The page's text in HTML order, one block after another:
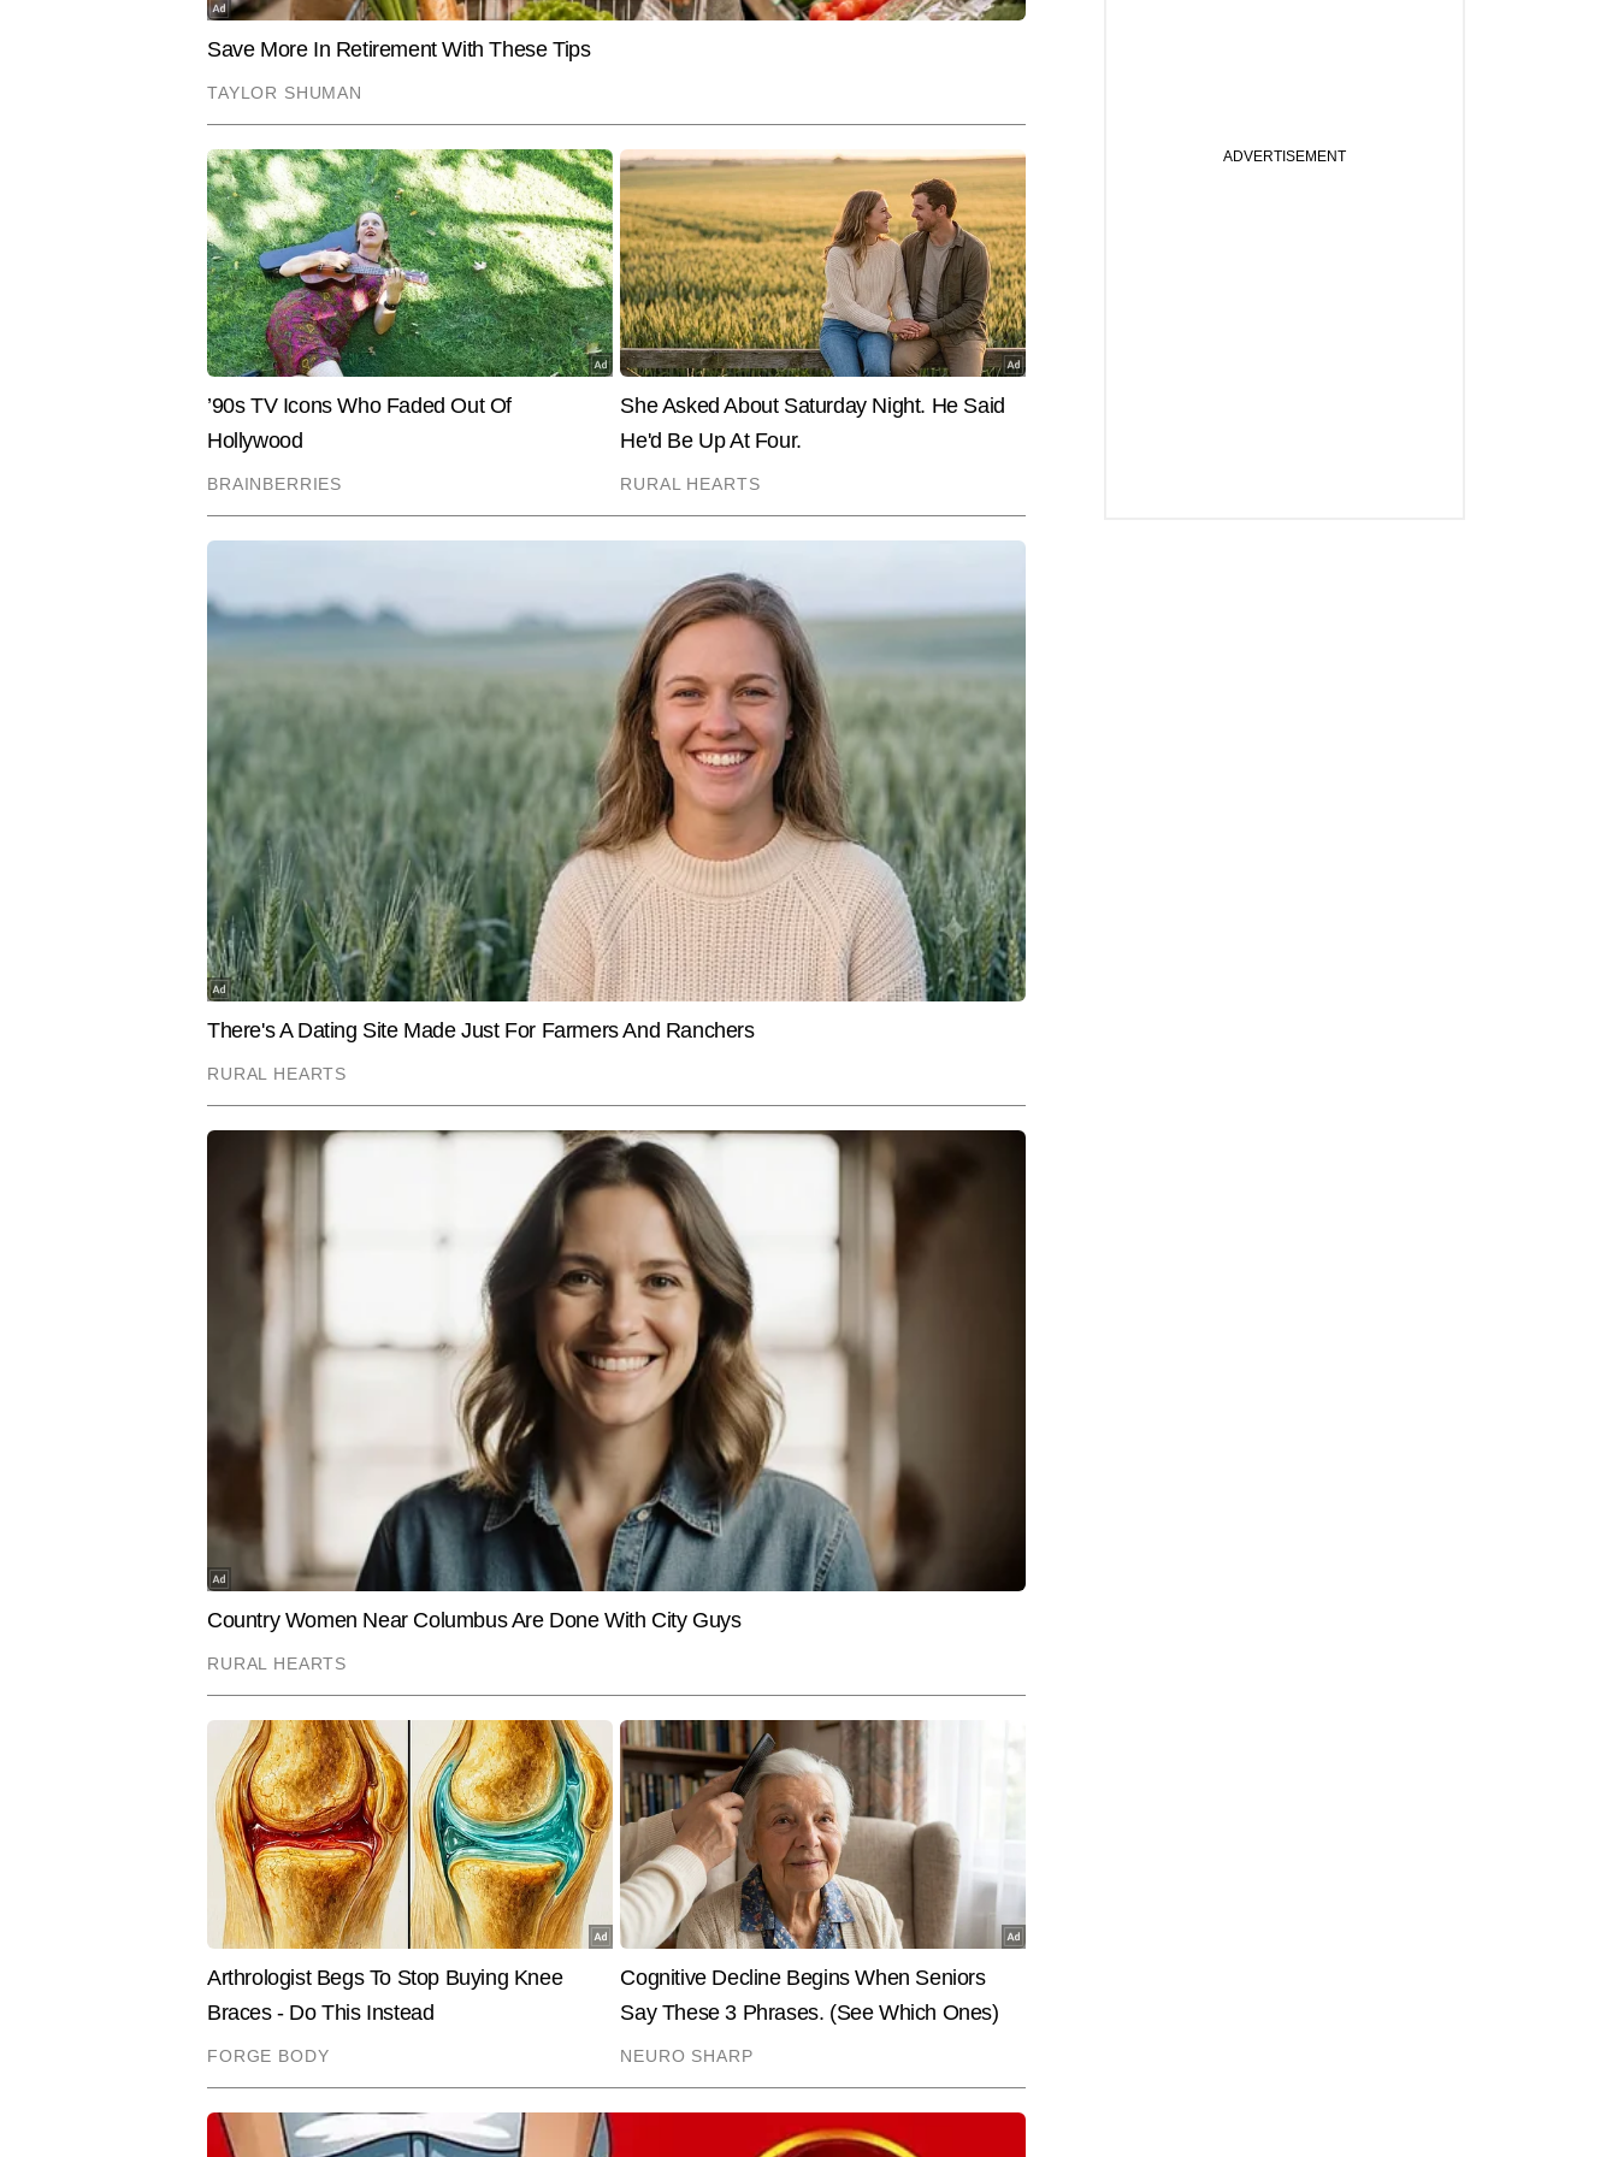
हासिल करने के बाद से वे पिछले 7 वर्षों से सक्रिय पत्रकारिता में जुड़े हैं। इस दौरान उन्होंने 10,000 से अधिक खबरें लिखी हैं।
पुष्पेंद्र हाइपर-लोकल मुद्दों, रेलवे, रोड, इंफ्रास्ट्रक्चर, डेवलपमेंट, कृषि और मौसम से जुड़ी खबरों पर गहरी पकड़ रखते हैं। शहर
से लेकर गांव-देहात तक की संवेदनशीलताओं को समझते हुए वे लोकल खबरों को ऐसा रूप देते हैं जो न केवल तथ्यपूर्ण होता है, बल्कि
End of Article